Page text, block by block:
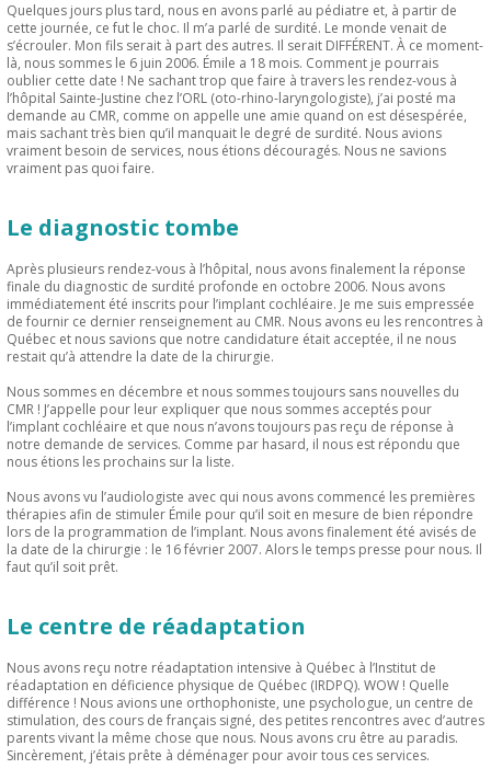
Quelques jours plus tard, nous en avons parlé au pédiatre et, à partir de
cette journée, ce fut le choc. Il m’a parlé de surdité. Le monde venait de
s’écrouler. Mon fils serait à part des autres. Il serait DIFFÉRENT. À ce moment-
là, nous sommes le 6 juin 2006. Émile a 18 mois. Comment je pourrais
oublier cette date ! Ne sachant trop que faire à travers les rendez-vous à
l’hôpital Sainte-Justine chez l’ORL (oto-rhino-laryngologiste), j’ai posté ma
demande au CMR, comme on appelle une amie quand on est désespérée,
mais sachant très bien qu’il manquait le degré de surdité. Nous avions
vraiment besoin de services, nous étions découragés. Nous ne savions
vraiment pas quoi faire.
Le diagnostic tombe
Après plusieurs rendez-vous à l’hôpital, nous avons finalement la réponse
finale du diagnostic de surdité profonde en octobre 2006. Nous avons
immédiatement été inscrits pour l’implant cochléaire. Je me suis empressée
de fournir ce dernier renseignement au CMR. Nous avons eu les rencontres à
Québec et nous savions que notre candidature était acceptée, il ne nous
restait qu’à attendre la date de la chirurgie.
Nous sommes en décembre et nous sommes toujours sans nouvelles du
CMR ! J’appelle pour leur expliquer que nous sommes acceptés pour
l’implant cochléaire et que nous n’avons toujours pas reçu de réponse à
notre demande de services. Comme par hasard, il nous est répondu que
nous étions les prochains sur la liste.
Nous avons vu l’audiologiste avec qui nous avons commencé les premières
thérapies afin de stimuler Émile pour qu’il soit en mesure de bien répondre
lors de la programmation de l’implant. Nous avons finalement été avisés de
la date de la chirurgie : le 16 février 2007. Alors le temps presse pour nous. Il
faut qu’il soit prêt.
Le centre de réadaptation
Nous avons reçu notre réadaptation intensive à Québec à l’Institut de
réadaptation en déficience physique de Québec (IRDPQ). WOW ! Quelle
différence ! Nous avions une orthophoniste, une psychologue, un centre de
stimulation, des cours de français signé, des petites rencontres avec d’autres
parents vivant la même chose que nous. Nous avons cru être au paradis.
Sincèrement, j’étais prête à déménager pour avoir tous ces services.